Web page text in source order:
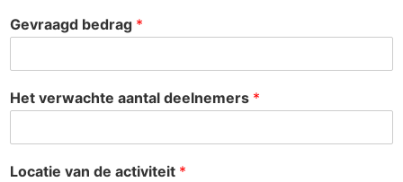
Gevraagd bedrag *
Het verwachte aantal deelnemers *
Locatie van de activiteit *